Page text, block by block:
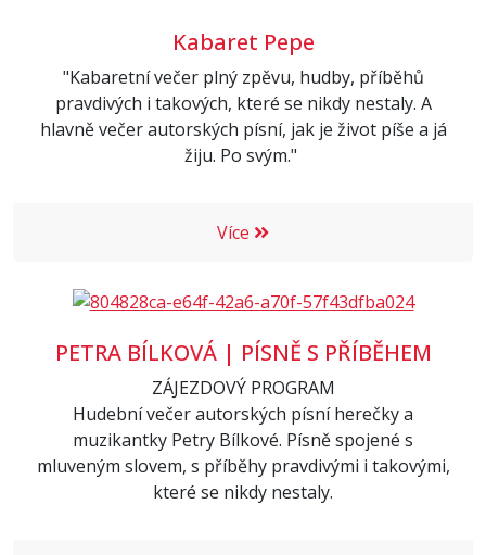
Kabaret Pepe
"Kabaretní večer plný zpěvu, hudby, příběhů
pravdivých i takových, které se nikdy nestaly. A
hlavně večer autorských písní, jak je život píše a já
žiju. Po svým."
Více
PETRA BÍLKOVÁ | PÍSNĚ S PŘÍBĚHEM
ZÁJEZDOVÝ PROGRAM
Hudební večer autorských písní herečky a
muzikantky Petry Bílkové. Písně spojené s
mluveným slovem, s příběhy pravdivými i takovými,
které se nikdy nestaly.